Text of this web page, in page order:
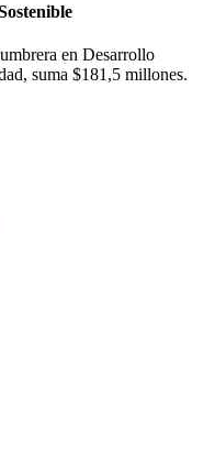
en Desarrollo
suma $181,5 millones.